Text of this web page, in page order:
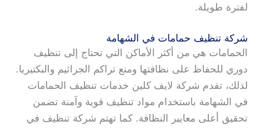
لفترة طويلة.
شركة تنظيف حمامات في الشهامة
الحمامات هي من أكثر الأماكن التي تحتاج إلى تنظيف
دوري للحفاظ على نظافتها ومنع تراكم الجراثيم والبكتيريا.
لذلك، تقدم شركة لايف كلين خدمات تنظيف الحمامات
في الشهامة باستخدام مواد تنظيف قوية وآمنة تضمن
تحقيق أعلى معايير النظافة. كما تهتم شركة تنظيف في